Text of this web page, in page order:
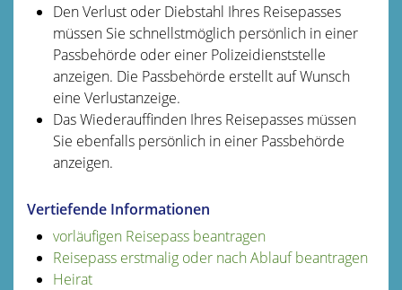
Den Verlust oder Diebstahl Ihres Reisepasses
müssen Sie schnellstmöglich persönlich in einer
Passbehörde oder einer Polizeidienststelle
anzeigen. Die Passbehörde erstellt auf Wunsch
eine Verlustanzeige.
Das Wiederauffinden Ihres Reisepasses müssen
Sie ebenfalls persönlich in einer Passbehörde
anzeigen.
Vertiefende Informationen
vorläufigen Reisepass beantragen
Reisepass erstmalig oder nach Ablauf beantragen
Heirat